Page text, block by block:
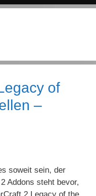
of
–
soweit sein, der
Addons steht bevor,